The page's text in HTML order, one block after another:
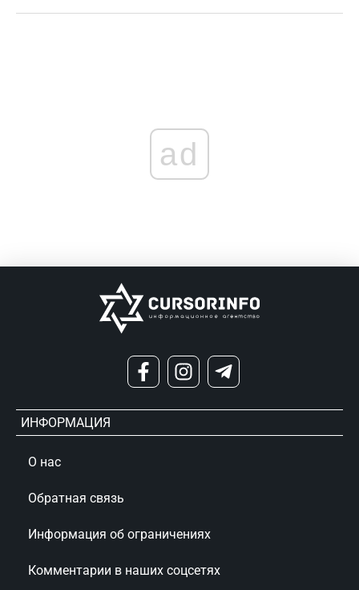
ad
ИНФОРМАЦИЯ
О нас
Обратная связь
Информация об ограничениях
Комментарии в наших соцсетях